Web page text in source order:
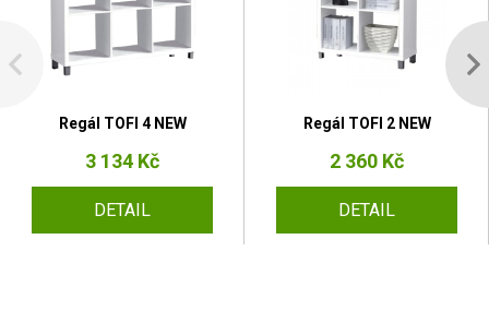
Regál TOFI 4 NEW
3 134 Kč
DETAIL
Regál TOFI 2 NEW
2 360 Kč
DETAIL